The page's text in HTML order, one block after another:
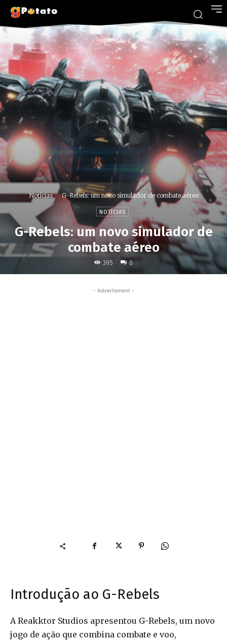
Notícias G-Rebels: um novo simulador de combate aéreo
NOTÍCIAS
G-Rebels: um novo simulador de
combate aéreo
395 0
- Advertisment -
Introdução ao G-Rebels
A Reakktor Studios apresentou G-Rebels, um novo
jogo de ação que combina combate e voo,